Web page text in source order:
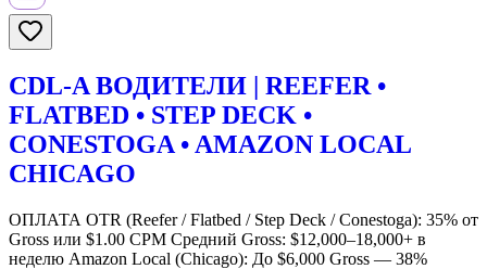
CDL-A ВОДИТЕЛИ | REEFER •
FLATBED • STEP DECK •
CONESTOGA • AMAZON LOCAL
CHICAGO
ОПЛАТА OTR (Reefer / Flatbed / Step Deck / Conestoga): 35% от
Gross или $1.00 CPM Средний Gross: $12,000–18,000+ в
неделю Amazon Local (Chicago): До $6,000 Gross — 38%